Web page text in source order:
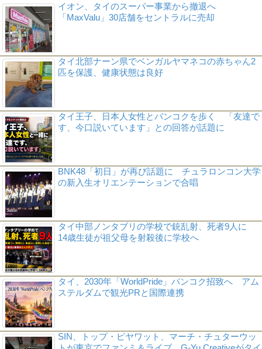
イオン、タイのスーパー事業から撤退へ
「MaxValu」30店舗をセントラルに売却
タイ北部ナーン県でベンガルヤマネコの赤ちゃん2
匹を保護、健康状態は良好
タイ王子、日本人女性とバンコクを歩く 「友達で
す、今口説いています」との回答が話題に
BNK48「初日」が再び話題に チュラロンコン大学
の新入生オリエンテーションで合唱
タイ中部ノンタブリの学校で銃乱射、死者9人に
14歳生徒が祖父母を射殺後に学校へ
タイ、2030年「WorldPride」バンコク招致へ アム
ステルダムで観光PRと国際連携
SIN、トップ・ピヤワット、マーチ・チュターウッ